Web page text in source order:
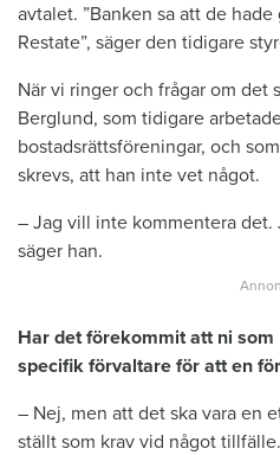
avtalet. ”Banken sa att de
Restate”, säger den tidigare
När vi ringer och frågar om det
Berglund, som tidigare
bostadsrättsföreningar, och
skrevs, att han inte vet något.
– Jag vill inte kommentera
säger han.
Har det förekommit att ni
specifik förvaltare för att en
– Nej, men att det ska vara en
ställt som krav vid något tillfälle.